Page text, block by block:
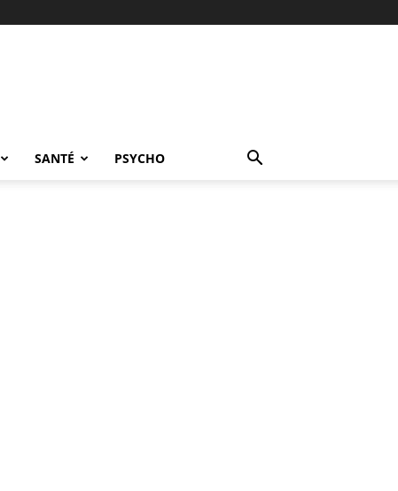
SANTÉ PSYCHO